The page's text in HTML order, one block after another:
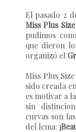
El pasado 2
Miss Plus
pudimos
que dieron
organizó el
Miss Plus
sido creada
es motivar a
sin
curvas son
del lema: